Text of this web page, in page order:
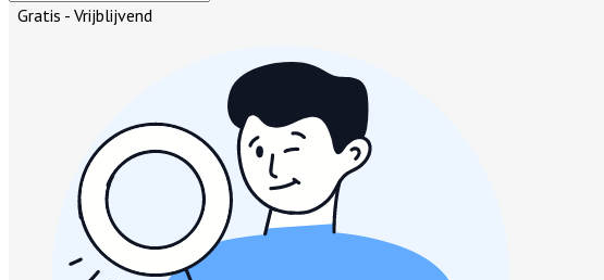
Gratis - Vrijblijvend